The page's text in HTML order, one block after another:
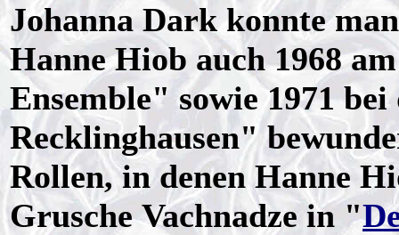
Johanna Dark konnte
Hanne Hiob auch 1968
Ensemble" sowie 1971
Recklinghausen"
Rollen, in denen Hanne
Grusche Vachnadze in "